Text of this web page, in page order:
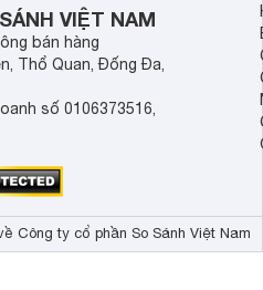
VIỆT NAM
bán hàng
Thổ Quan, Đống Đa,
số 0106373516,
Công ty cổ phần So Sánh Việt Nam